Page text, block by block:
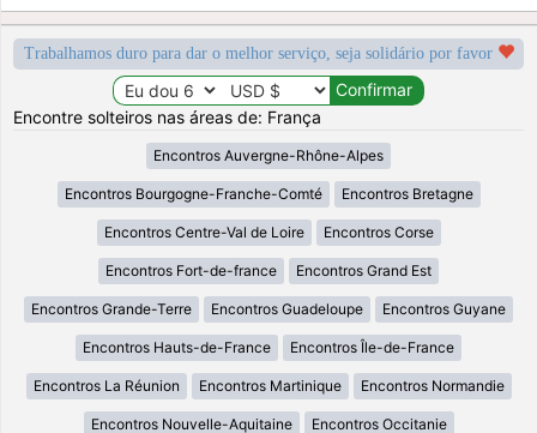
Trabalhamos duro para dar o melhor serviço, seja solidário por favor
Encontre solteiros nas áreas de: França
Encontros Auvergne-Rhône-Alpes
Encontros Bourgogne-Franche-Comté Encontros Bretagne
Encontros Centre-Val de Loire Encontros Corse
Encontros Fort-de-france Encontros Grand Est
Encontros Grande-Terre Encontros Guadeloupe Encontros Guyane
Encontros Hauts-de-France Encontros Île-de-France
Encontros La Réunion Encontros Martinique Encontros Normandie
Encontros Nouvelle-Aquitaine Encontros Occitanie